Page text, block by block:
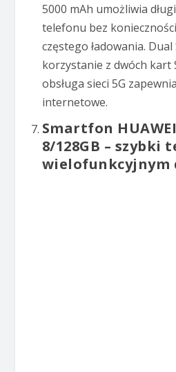
5000 mAh umożliwia
telefonu bez konieczności
częstego ładowania.
korzystanie z dwóch kart
obsługa sieci 5G
internetowe.
Smartfon
8/128GB – szybki
wielofunkcyjnym